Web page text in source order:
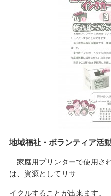
地域福祉・ボランティア活
家庭用プリンターで使用さ
は、資源としてリサ
イクルすることが出来ます。